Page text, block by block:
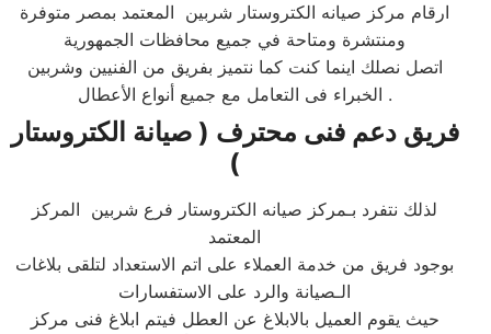
ارقام مركز صيانه الكتروستار شربين المعتمد بمصر متوفرة
ومنتشرة ومتاحة في جميع محافظات الجمهورية
اتصل نصلك اينما كنت كما نتميز بفريق من الفنيين وشربين
الخبراء فى التعامل مع جميع أنواع الأعطال.​​
فريق دعم فنى محترف ( صيانة الكتروستار
)
لذلك نتفرد بـمركز صيانه الكتروستار فرع شربين المركز
المعتمد
بوجود فريق من خدمة العملاء على اتم الاستعداد لتلقى بلاغات
الـصيانة والرد على الاستفسارات
حيث يقوم العميل بالابلاغ عن العطل فيتم ابلاغ فنى مركز